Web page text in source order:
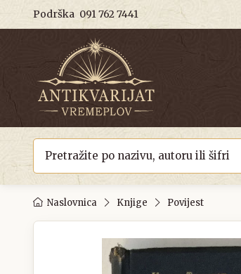
Podrška 091 762 7441
Naslovnica Knjige Povijest